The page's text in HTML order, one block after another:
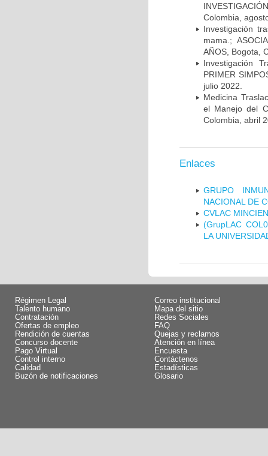
Colombia,
Investigación
mama.;
AÑOS, Bogota,
Investigación
PRIMER
julio 2022.
Medicina
el Manejo del
Colombia, abril
Enlaces
GRUPO
NACIONAL DE
CVLAC
(GrupLAC
LA
Régimen Legal
Talento humano
Contratación
Ofertas de empleo
Rendición de cuentas
Concurso docente
Pago Virtual
Control interno
Calidad
Buzón de notificaciones
Correo institucional
Mapa del sitio
Redes Sociales
FAQ
Quejas y reclamos
Atención en línea
Encuesta
Contáctenos
Estadísticas
Glosario